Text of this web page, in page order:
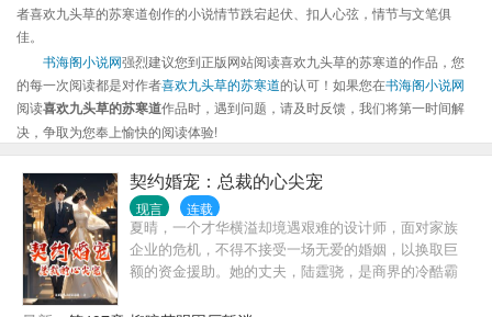
者喜欢九头草的苏寒道创作的小说情节跌宕起伏、扣人心弦，情节与文笔俱
佳。
书海阁小说网强烈建议您到正版网站阅读喜欢九头草的苏寒道的作品，您
的每一次阅读都是对作者喜欢九头草的苏寒道的认可！如果您在书海阁小说网
阅读喜欢九头草的苏寒道作品时，遇到问题，请及时反馈，我们将第一时间解
决，争取为您奉上愉快的阅读体验!
契约婚宠：总裁的心尖宠
现言 连载
夏晴，一个才华横溢却境遇艰难的设计师，面对家族
企业的危机，不得不接受一场无爱的婚姻，以换取巨
额的资金援助。她的丈夫，陆霆骁，是商界的冷酷霸